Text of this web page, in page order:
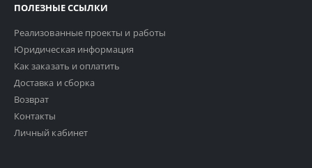
ПОЛЕЗНЫЕ ССЫЛКИ
Реализованные проекты и работы
Юридическая информация
Как заказать и оплатить
Доставка и сборка
Возврат
Контакты
Личный кабинет